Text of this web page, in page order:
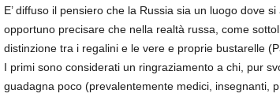
E’ diffuso il pensiero che la Russia sia un luogo dove
opportuno precisare che nella realtà russa, come
distinzione tra i regalini e le vere e proprie bustarelle
I primi sono considerati un ringraziamento a chi, pur
guadagna poco (prevalentemente medici, insegnanti,